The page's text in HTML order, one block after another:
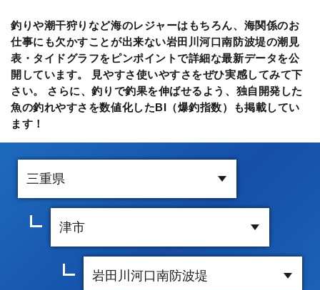
釣りや潮干狩りなど海のレジャーはもちろん、海関係のお
仕事にも欠かすことが出来ない岩田川河口南防波堤の潮見
表・タイドグラフをピンポイントで詳細な最新データを公
開しています。 見やすさ使いやすさをぜひ実感してみて下
さい。 さらに、釣りで釣果を伸ばせるよう、独自開発した
魚の釣れやすさを数値化したBI（爆釣指数）も掲載してい
ます！